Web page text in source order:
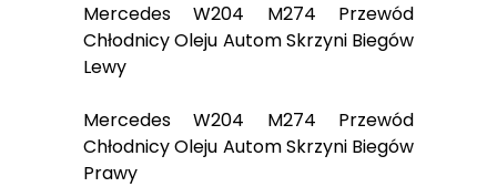
Mercedes W204 M274 Przewód
Chłodnicy Oleju Autom Skrzyni Biegów
Lewy
Mercedes W204 M274 Przewód
Chłodnicy Oleju Autom Skrzyni Biegów
Prawy